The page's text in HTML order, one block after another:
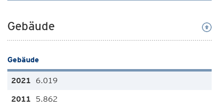
Gebäude
Gebäude
6.019
5.862